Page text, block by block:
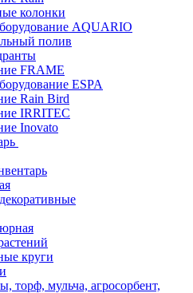
колонки
AQUARIO
полив
FRAME
ESPA
Rain Bird
IRRITEC
Inovato
круги
торф, мульча, агросорбент,